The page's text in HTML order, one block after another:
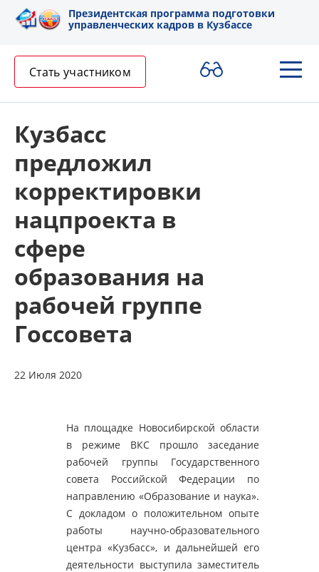
Президентская программа подготовки
управленческих кадров в Кузбассе
Стать участником
Кузбасс
предложил
корректировки
нацпроекта в
сфере
образования на
рабочей группе
Госсовета
22 Июля 2020
На площадке Новосибирской области
в режиме ВКС прошло заседание
рабочей группы Государственного
совета Российской Федерации по
направлению «Образование и наука».
С докладом о положительном опыте
работы научно-образовательного
центра «Кузбасс», и дальнейшей его
деятельности выступила заместитель